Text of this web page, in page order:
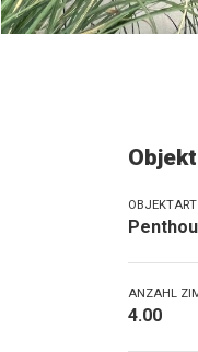
OBJEKTART
ANZAHL
4.00